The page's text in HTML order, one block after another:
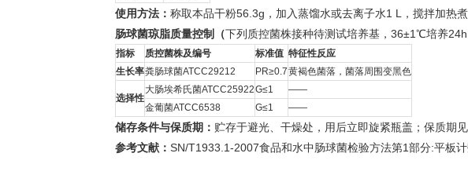
使用方法： 称取本品干粉56.3g，加入蒸馏水或去离子水1 L，搅拌加热
肠球菌琼脂质量控制（下列质控菌株接种待测试培养基，36±1℃培养24h
指标 质控菌株及编号 标准值 特征性反应
生长率粪肠球菌ATCC29212 PR≥0.7黄褐色菌落，菌落周围变黑色
选择性
大肠埃希氏菌ATCC25922G≤1
——
金葡菌ATCC6538
G≤1 ——
储存条件与保质期： 贮存于避光、干燥处，用后立即旋紧瓶盖；保质期见
参考文献： SN/T1933.1-2007食品和水中肠球菌检验方法第1部分:平板